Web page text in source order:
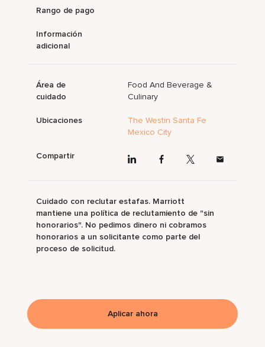
Rango de pago
Información
adicional
Área de
cuidado
Food And Beverage &
Culinary
Ubicaciones
The Westin Santa Fe
Mexico City
Compartir
Cuidado con reclutar estafas. Marriott
mantiene una política de reclutamiento de "sin
honorarios". No pedimos dinero ni cobramos
honorarios a un solicitante como parte del
proceso de solicitud.
Aplicar ahora